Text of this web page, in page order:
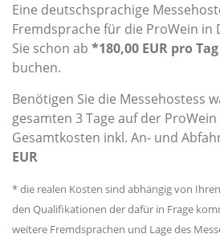
Eine deutschsprachige
Fremdsprache für die ProWein in
Sie schon ab *180,00 EUR pro
buchen.
Benötigen Sie die Messehostess
gesamten 3 Tage auf der
Gesamtkosten inkl. An- und
EUR
* die realen Kosten sind abhängig von
den Qualifikationen der dafür in Frage
weitere Fremdsprachen und Lage des